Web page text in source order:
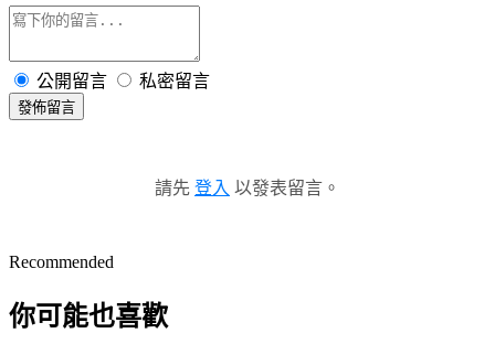
公開留言 私密留言
發佈留言
請先 登入 以發表留言。
Recommended
你可能也喜歡